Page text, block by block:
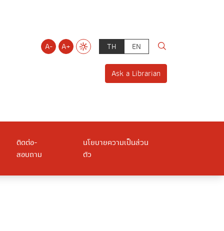
A- A+ TH EN
Ask a Librarian
ติดต่อ-
สอบถาม
นโยบายความเป็นส่วน
ตัว